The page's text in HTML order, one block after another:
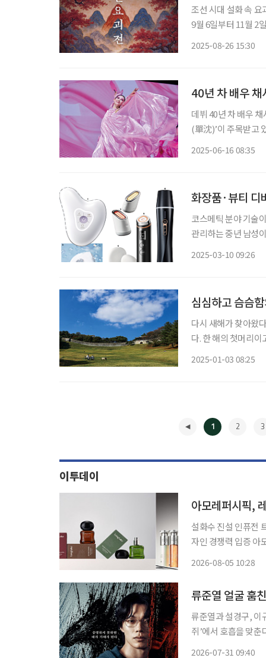
조선 시대 설화 속 요
9월 6일부터 11월 2일까지 서울 홍대
2025-08-26 15:30
40년 차 배우 채
데뷔 40년 차 배우
(單沈)’이 주목받고
2025-06-16 08:35
화장품·뷰티
코스메틱 분야 기술
관리하는 중년 남성
2025-03-10 09:26
심심하고 슴슴
다시 새해가 찾아왔
다. 한 해의 첫머리
2025-01-03 08:25
1 2 3
이투데이
아모레퍼시픽,
설화수 진설 인퓨전
자인 경쟁력 입증 아모레퍼시픽은 '설화수 진설 인퓨전 트리트먼트'와 '롱테이크 오 드 퍼
2026-08-05 10:28
류준열 얼굴 훔
류준열과 설경구, 이
쥐’에서 호흡을 맞춘다. 넷플릭스는 시리즈 ‘들쥐’를 8월 28일 공개한다고 밝히며
2026-07-31 09:40